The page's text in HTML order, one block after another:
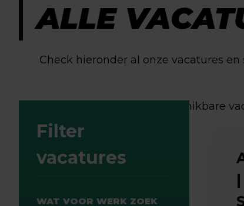
ALLE
Check hieronder al onze vacatures
174 beschikbare
Filter
vacatures
WAT VOOR WERK ZOEK